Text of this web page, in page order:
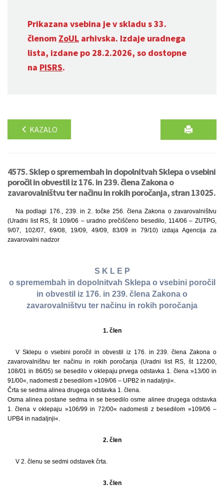
Prikazana vsebina je v skladu s 33.
členom ZoUL arhivska. Izdaje uradnega
lista, izdane po 28.2.2026, so dostopne
na PISRS.
KAZALO
4575. Sklep o spremembah in dopolnitvah Sklepa o vsebini
poročil in obvestil iz 176. in 239. člena Zakona o
zavarovalništvu ter načinu in rokih poročanja, stran 13025.
Na podlagi 176., 239. in 2. točke 256. člena Zakona o zavarovalništvu
(Uradni list RS, št 109/06 – uradno prečiščeno besedilo, 114/06 – ZUTPG,
9/07, 102/07, 69/08, 19/09, 49/09, 83/09 in 79/10) izdaja Agencija za
zavarovalni nadzor
S K L E P
o spremembah in dopolnitvah Sklepa o vsebini poročil
in obvestil iz 176. in 239. člena Zakona o
zavarovalništvu ter načinu in rokih poročanja
1. člen
V Sklepu o vsebini poročil in obvestil iz 176. in 239. člena Zakona o
zavarovalništvu ter načinu in rokih poročanja (Uradni list RS, št 122/00,
108/01 in 86/05) se besedilo v oklepaju prvega odstavka 1. člena »13/00 in
91/00«, nadomesti z besedilom »109/06 – UPB2 in nadaljnji«.
Črta se sedma alinea drugega odstavka 1. člena.
Osma alinea postane sedma in se besedilo osme alinee drugega odstavka
1. člena v oklepaju »106/99 in 72/00« nadomesti z besedilom »109/06 –
UPB4 in nadaljnji«.
2. člen
V 2. členu se sedmi odstavek črta.
3. člen